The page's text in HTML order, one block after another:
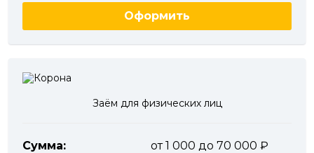
Оформить
Заём для физических лиц
Сумма:
от 1 000 до 70 000